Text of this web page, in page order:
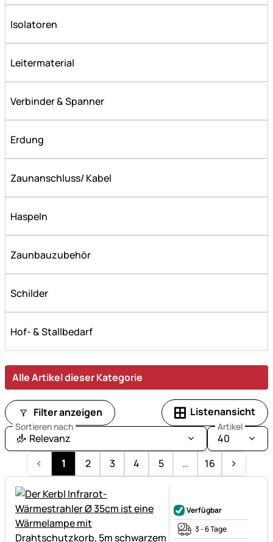
Isolatoren
Leitermaterial
Verbinder & Spanner
Erdung
Zaunanschluss/ Kabel
Haspeln
Zaunbauzubehör
Schilder
Hof- & Stallbedarf
Alle Artikel dieser Kategorie
Filter anzeigen Listenansicht
Sortieren nach
Relevanz
Artikel
40
1
2 3 4 5 … 16
Verfügbar
3 - 6 Tage